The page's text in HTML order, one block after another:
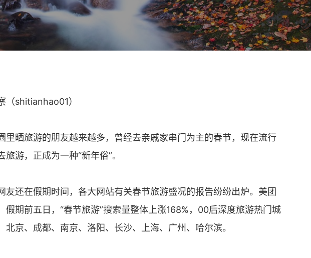
（shitianhao01）
里晒旅游的朋友越来越多，曾经去亲戚家串门为主的春节，现在流行
游，正成为一种“新年俗”。
友还在假期时间，各大网站有关春节旅游盛况的报告纷纷出炉。美团
假期前五日，“春节旅游”搜索量整体上涨168%，00后深度旅游热门城
北京、成都、南京、洛阳、长沙、上海、广州、哈尔滨。